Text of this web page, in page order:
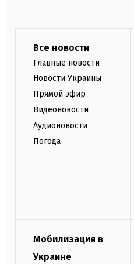
Все новости
Главные новости
Новости Украины
Прямой эфир
Видеоновости
Аудионовости
Погода
Мобилизация в
Украине